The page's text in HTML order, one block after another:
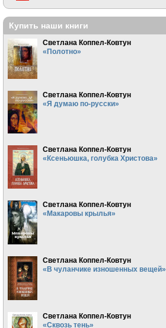
Купить наши книги
Светлана Коппел-Ковтун
«Полотно»
Светлана Коппел-Ковтун
«Я думаю по-русски»
Светлана Коппел-Ковтун
«Ксеньюшка, голубка Христова»
Светлана Коппел-Ковтун
«Макаровы крылья»
Светлана Коппел-Ковтун
«В чуланчике изношенных вещей»
Светлана Коппел-Ковтун
«Сквозь тень»